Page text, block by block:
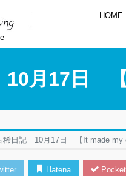
HOME
月17日 【
稀日記 10月17日 【It made my
Hatena Pocket